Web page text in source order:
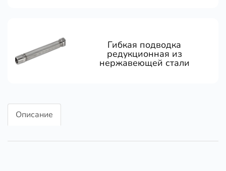
Гибкая подводка
редукционная из
нержавеющей стали
Описание